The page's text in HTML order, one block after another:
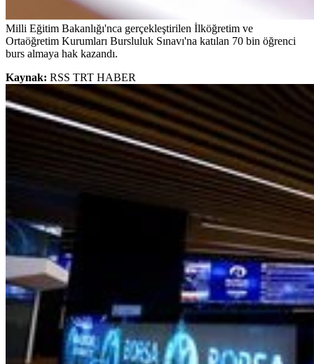
Milli Eğitim Bakanlığı'nca gerçekleştirilen İlköğretim ve
Ortaöğretim Kurumları Bursluluk Sınavı'na katılan 70 bin öğrenci
burs almaya hak kazandı.
Kaynak: RSS TRT HABER